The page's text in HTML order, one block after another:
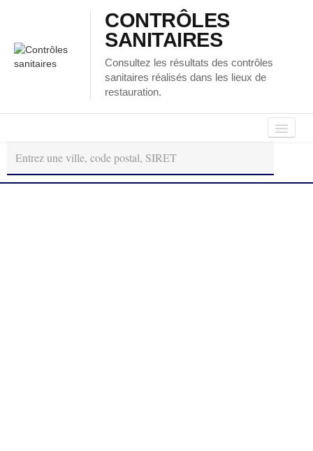
CONTRÔLES
SANITAIRES
Consultez les résultats des contrôles
sanitaires réalisés dans les lieux de
restauration.
Autour
de
moi
Régions